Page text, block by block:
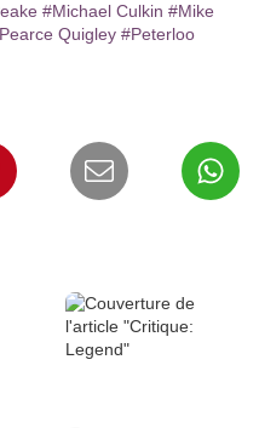
#Michael Culkin #Mike
Quigley #Peterloo